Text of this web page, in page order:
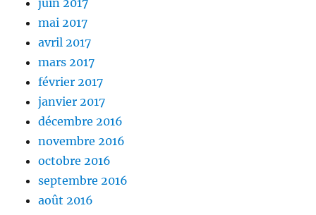
juin 2017
mai 2017
avril 2017
mars 2017
février 2017
janvier 2017
décembre 2016
novembre 2016
octobre 2016
septembre 2016
août 2016